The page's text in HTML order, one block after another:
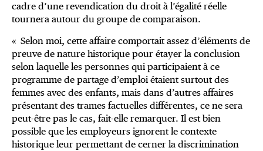
cadre d’une revendication du droit à l’égalité réelle
tournera autour du groupe de comparaison.
« Selon moi, cette affaire comportait assez d’éléments de
preuve de nature historique pour étayer la conclusion
selon laquelle les personnes qui participaient à ce
programme de partage d’emploi étaient surtout des
femmes avec des enfants, mais dans d’autres affaires
présentant des trames factuelles différentes, ce ne sera
peut-être pas le cas, fait-elle remarquer. Il est bien
possible que les employeurs ignorent le contexte
historique leur permettant de cerner la discrimination